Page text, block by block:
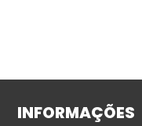
INFORMAÇÕES